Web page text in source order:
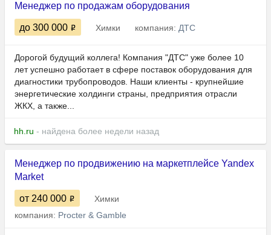
Менеджер по продажам оборудования
до 300 000 Химки компания: ДТС
Дорогой будущий коллега! Компания "ДТС" уже более 10
лет успешно работает в сфере поставок оборудования для
диагностики трубопроводов. Наши клиенты - крупнейшие
энергетические холдинги страны, предприятия отрасли
ЖКХ, а также...
hh.ru - найдена более недели назад
Менеджер по продвижению на маркетплейсе Yandex
Market
от 240 000
Химки
компания: Procter & Gamble